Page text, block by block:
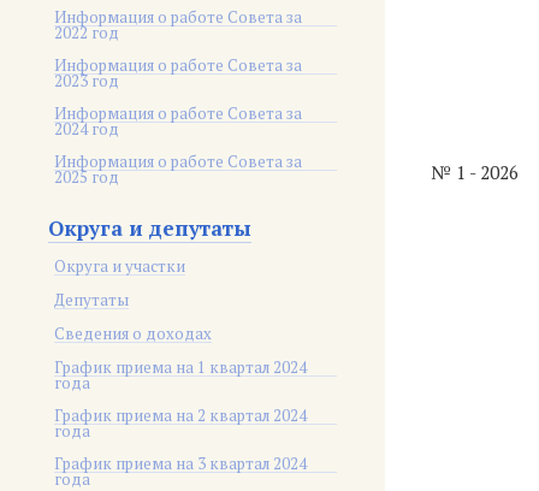
Информация о работе Совета за
2022 год
Информация о работе Совета за
2023 год
Информация о работе Совета за
2024 год
Информация о работе Совета за
2025 год
Округа и депутаты
Округа и участки
Депутаты
Сведения о доходах
График приема на 1 квартал 2024
года
График приема на 2 квартал 2024
года
График приема на 3 квартал 2024
года
№ 1 - 2026